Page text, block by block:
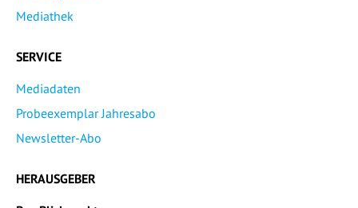
Mediathek
SERVICE
Mediadaten
Probeexemplar Jahresabo
Newsletter-Abo
HERAUSGEBER